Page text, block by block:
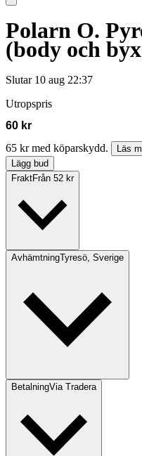
Polarn O.
(body och
Slutar 10 aug 22:37
Utropspris
60 kr
65 kr med köparskydd.
Läs
Lägg bud
FraktFrån 52 kr
AvhämtningTyresö, Sverige
BetalningVia Tradera